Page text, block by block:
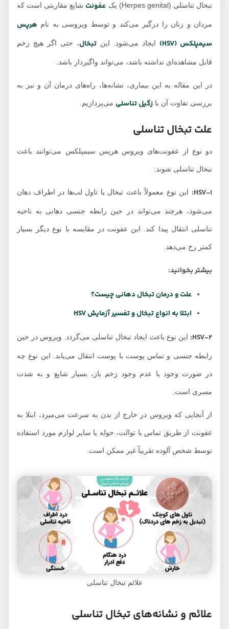
تناسلی
تفاوت زگیل تناسلی و
تبخال تناسلی
پیشگیری از تبخال
تبخال تناسلی (Herpes genital) یک عفونتشایع مقاربتی است که
مردان و زنان را درگیر می‌کند و توسط ویروسی به نام هرپس
سیمپلکس (HSV)
ایجاد می‌شود. این تبخال، حتی اگر هیچ زخم
قابل مشاهده‌ای نداشته باشد، می‌تواند واگیردار باشد.
در این مقاله به این بیماری، نشانه‌ها، راه‌های درمان آن و نیز به
بررسی تفاوت آن با زگیل تناسلیمی‌پردازیم.
علت تبخال تناسلی
دو نوع از عفونت‌های ویروس هرپس سیمپلکس می‌توانند باعث
تبخال تناسلی شوند:
HSV-1: این نوع معمولاً باعث تبخال یا تاول لب‌ها در اطراف دهان
می‌شود، هرچند می‌تواند در حین رابطه جنسی دهانی به ناحیه
تناسلی انتقال پیدا کند. این عفونت در مقایسه با نوع دیگر بسیار
کمتر رخ می‌دهد.
بیشتر بخوانید:
علت و درمان تبخال دهانی چیست؟
ابتلا به انواع تبخال و تفسیر آزمایش HSV
HSV-2: این نوع باعث ایجاد تبخال تناسلی می‌گردد. ویروس در حین
رابطه جنسی و تماس پوست با پوست انتقال می‌یابد. این نوع چه
در صورت وجود یا عدم وجود زخم باز، بسیار شایع و به شدت
مسری است.
از آنجایی که ویروس در خارج از بدن به سرعت می‌میرد، ابتلا به
عفونت از طریق تماس با توالت، حوله یا سایر لوازم مورد استفاده
توسط شخص آلوده تقریباً غیر ممکن است.
علائم تبخال تناسلی
علائم و نشانه‌های تبخال تناسلی